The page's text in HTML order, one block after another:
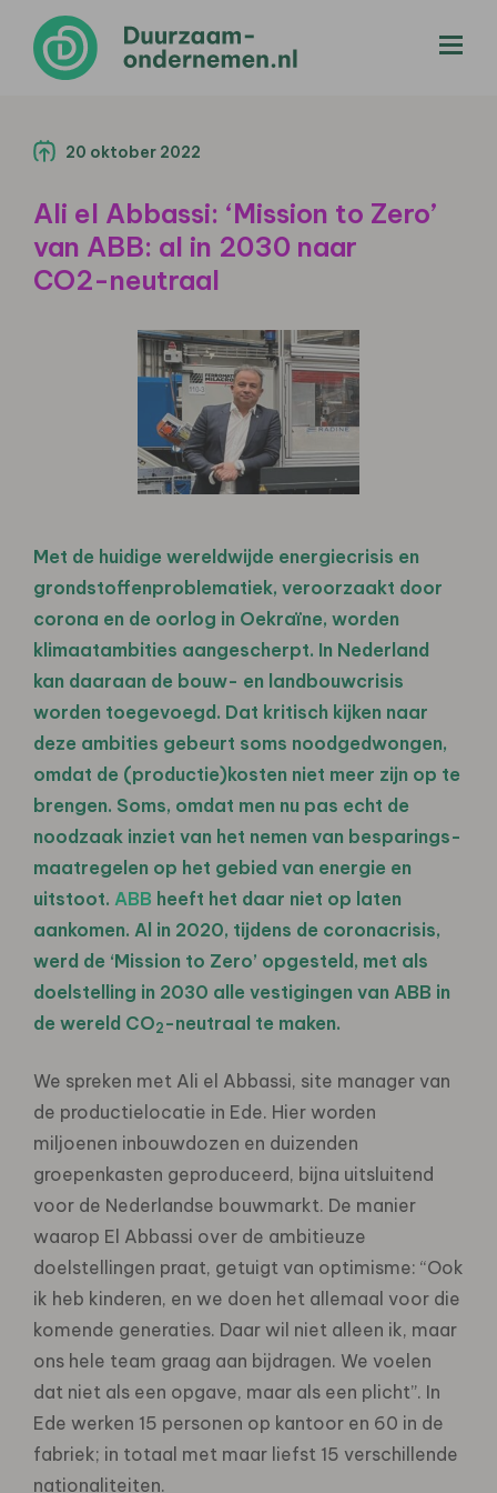
20 oktober 2022
Ali el Abbassi: ‘Mission to Zero’
van ABB: al in 2030 naar
CO2-neutraal
Met de huidige wereldwijde energiecrisis en
grondstoffenproblematiek, veroorzaakt door
corona en de oorlog in Oekraïne, worden
klimaatambities aangescherpt. In Nederland
kan daaraan de bouw- en landbouwcrisis
worden toegevoegd. Dat kritisch kijken naar
deze ambities gebeurt soms noodgedwongen,
omdat de (productie)kosten niet meer zijn op te
brengen. Soms, omdat men nu pas echt de
noodzaak inziet van het nemen van besparings­
maatregelen op het gebied van energie en
uitstoot. ABB heeft het daar niet op laten
aankomen. Al in 2020, tijdens de coronacrisis,
werd de ‘Mission to Zero’ opgesteld, met als
doelstelling in 2030 alle vestigingen van ABB in
de wereld CO2 -neutraal te maken.
We spreken met Ali el Abbassi, site manager van
de productielocatie in Ede. Hier worden
miljoenen inbouwdozen en duizenden
groepenkasten geproduceerd, bijna uitsluitend
voor de Nederlandse bouwmarkt. De manier
waarop El Abbassi over de ambitieuze
doelstellingen praat, getuigt van optimisme: “Ook
ik heb kinderen, en we doen het allemaal voor die
komende generaties. Daar wil niet alleen ik, maar
ons hele team graag aan bijdragen. We voelen
dat niet als een opgave, maar als een plicht”. In
Ede werken 15 personen op kantoor en 60 in de
fabriek; in totaal met maar liefst 15 verschillende
nationaliteiten.